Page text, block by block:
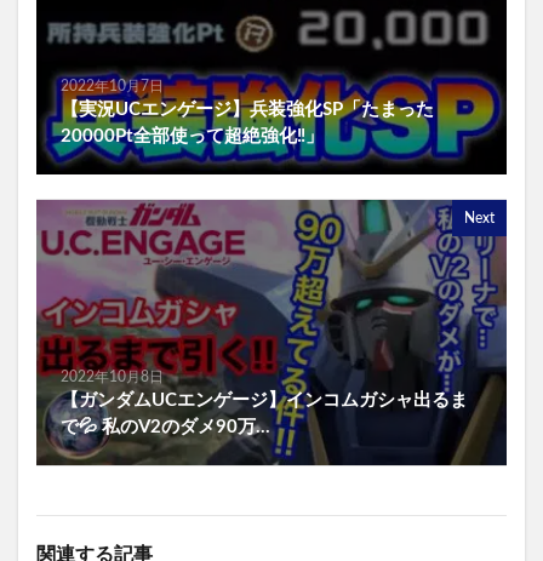
2022年10月7日
【実況UCエンゲージ】兵装強化SP「たまった
20000Pt全部使って超絶強化‼︎」
Next
2022年10月8日
【ガンダムUCエンゲージ】インコムガシャ出るま
で💦 私のV2のダメ90万…
関連する記事